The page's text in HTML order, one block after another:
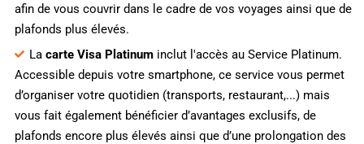
afin de vous couvrir dans le cadre de vos voyages ainsi que de
plafonds plus élevés.
La carte Visa Platinuminclut l'accès au Service Platinum.
Accessible depuis votre smartphone, ce service vous permet
d’organiser votre quotidien (transports, restaurant,...) mais
vous fait également bénéficier d’avantages exclusifs, de
plafonds encore plus élevés ainsi que d’une prolongation des